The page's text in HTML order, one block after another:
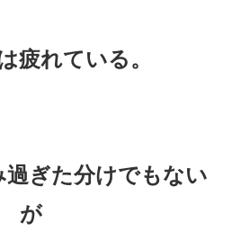
疲れている。
過ぎた分けでもない
が